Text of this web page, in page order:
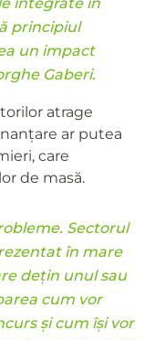
principiul
un impact
Gaberi.
atrage
ar putea
care
de masă.
Sectorul
în mare
dețin unul sau
cum vor
și cum își vor